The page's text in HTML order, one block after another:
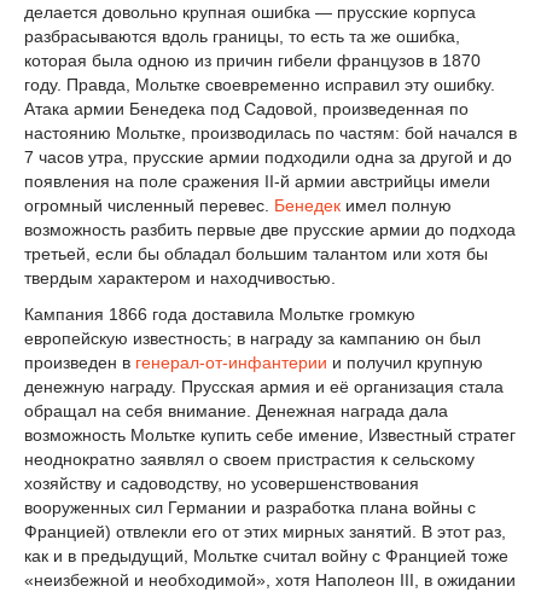
делается довольно крупная ошибка — прусские корпуса
разбрасываются вдоль границы, то есть та же ошибка,
которая была одною из причин гибели французов в 1870
году. Правда, Мольтке своевременно исправил эту ошибку.
Атака армии Бенедека под Садовой, произведенная по
настоянию Мольтке, производилась по частям: бой начался в
7 часов утра, прусские армии подходили одна за другой и до
появления на поле сражения II-й армии австрийцы имели
огромный численный перевес. Бенедек имел полную
возможность разбить первые две прусские армии до подхода
третьей, если бы обладал большим талантом или хотя бы
твердым характером и находчивостью.
Кампания 1866 года доставила Мольтке громкую
европейскую известность; в награду за кампанию он был
произведен в генерал-от-инфантерии и получил крупную
денежную награду. Прусская армия и её организация стала
обращал на себя внимание. Денежная награда дала
возможность Мольтке купить себе имение, Известный стратег
неоднократно заявлял о своем пристрастия к сельскому
хозяйству и садоводству, но усовершенствования
вооруженных сил Германии и разработка плана войны с
Францией) отвлекли его от этих мирных занятий. В этот раз,
как и в предыдущий, Мольтке считал войну с Францией тоже
«неизбежной и необходимой», хотя Наполеон III, в ожидании